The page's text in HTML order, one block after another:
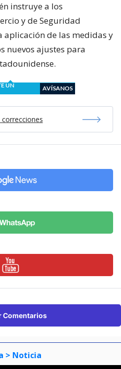
instruye a los
y de Seguridad
aplicación de las medidas y
nuevos ajustes para
UN
AVÍSANOS
correcciones
Comentarios
> Noticia